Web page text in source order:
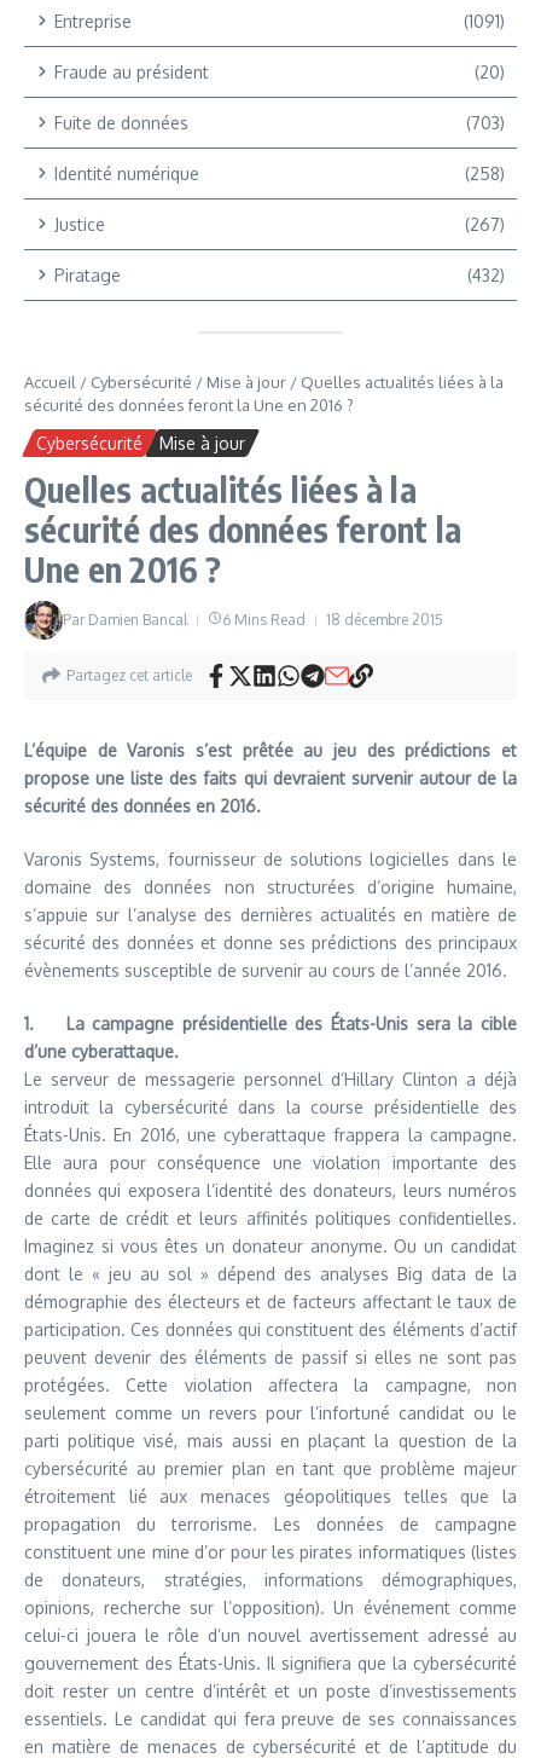
Entreprise (1091)
Fraude au président (20)
Fuite de données (703)
Identité numérique (258)
Justice (267)
Piratage (432)
Accueil / Cybersécurité / Mise à jour / Quelles actualités liées à la
sécurité des données feront la Une en 2016 ?
Cybersécurité Mise à jour
Quelles actualités liées à la
sécurité des données feront la
Une en 2016 ?
Par Damien Bancal 6 Mins Read 18 décembre 2015
Partagez cet article
L’équipe de Varonis s’est prêtée au jeu des prédictions et
propose une liste des faits qui devraient survenir autour de la
sécurité des données en 2016.
Varonis Systems, fournisseur de solutions logicielles dans le
domaine des données non structurées d’origine humaine,
s’appuie sur l’analyse des dernières actualités en matière de
sécurité des données et donne ses prédictions des principaux
évènements susceptible de survenir au cours de l’année 2016.
1. La campagne présidentielle des États-Unis sera la cible
d’une cyberattaque.
Le serveur de messagerie personnel d’Hillary Clinton a déjà
introduit la cybersécurité dans la course présidentielle des
États-Unis. En 2016, une cyberattaque frappera la campagne.
Elle aura pour conséquence une violation importante des
données qui exposera l’identité des donateurs, leurs numéros
de carte de crédit et leurs affinités politiques confidentielles.
Imaginez si vous êtes un donateur anonyme. Ou un candidat
dont le « jeu au sol » dépend des analyses Big data de la
démographie des électeurs et de facteurs affectant le taux de
participation. Ces données qui constituent des éléments d’actif
peuvent devenir des éléments de passif si elles ne sont pas
protégées. Cette violation affectera la campagne, non
seulement comme un revers pour l’infortuné candidat ou le
parti politique visé, mais aussi en plaçant la question de la
cybersécurité au premier plan en tant que problème majeur
étroitement lié aux menaces géopolitiques telles que la
propagation du terrorisme. Les données de campagne
constituent une mine d’or pour les pirates informatiques (listes
de donateurs, stratégies, informations démographiques,
opinions, recherche sur l’opposition). Un événement comme
celui-ci jouera le rôle d’un nouvel avertissement adressé au
gouvernement des États-Unis. Il signifiera que la cybersécurité
doit rester un centre d’intérêt et un poste d’investissements
essentiels. Le candidat qui fera preuve de ses connaissances
en matière de menaces de cybersécurité et de l’aptitude du